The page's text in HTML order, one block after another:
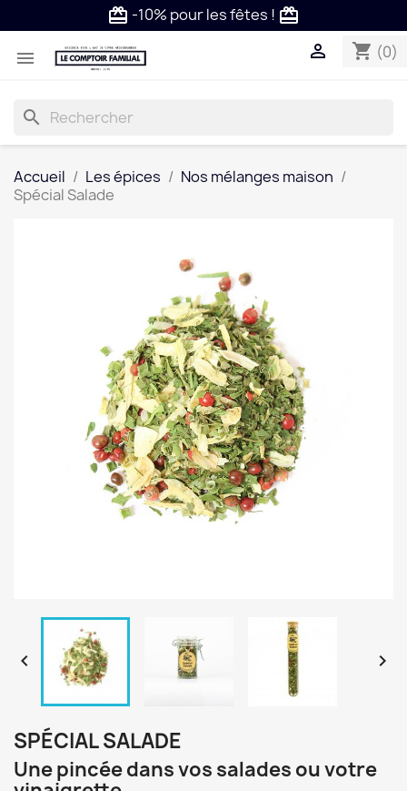
card_giftcard -10% pour les fêtes ! card_giftcard

shopping_cart (0)

search
Accueil Les épices
Nos mélanges maison
Spécial Salade
 
SPÉCIAL SALADE
Une pincée dans vos salades ou votre